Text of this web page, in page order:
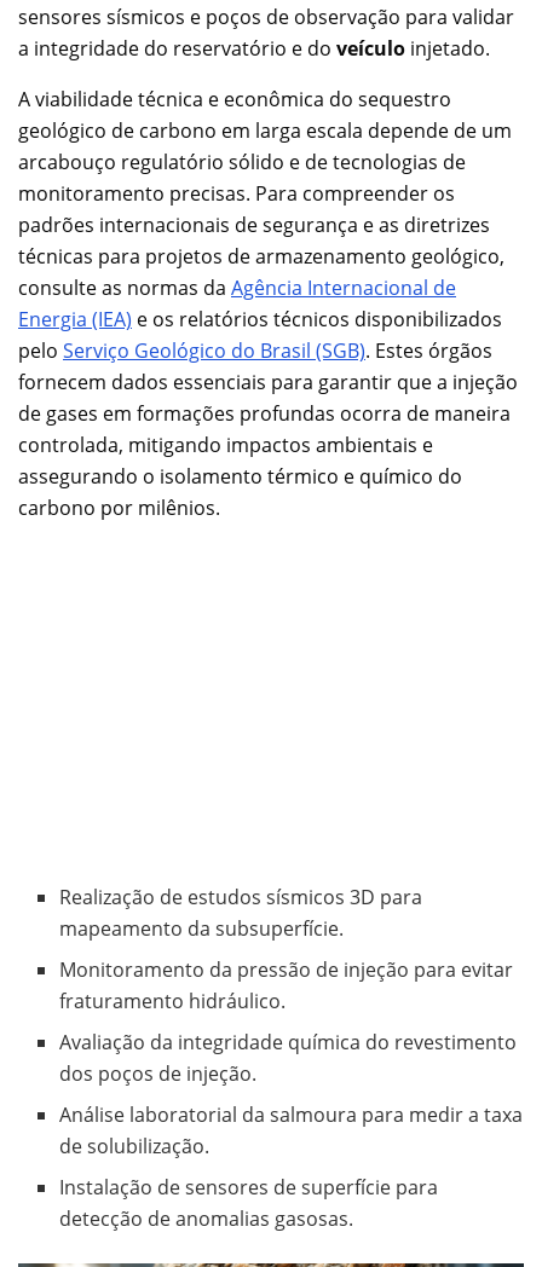
sensores sísmicos e poços de observação para validar
a integridade do reservatório e do veículo injetado.
A viabilidade técnica e econômica do sequestro
geológico de carbono em larga escala depende de um
arcabouço regulatório sólido e de tecnologias de
monitoramento precisas. Para compreender os
padrões internacionais de segurança e as diretrizes
técnicas para projetos de armazenamento geológico,
consulte as normas da Agência Internacional de
Energia (IEA) e os relatórios técnicos disponibilizados
pelo Serviço Geológico do Brasil (SGB). Estes órgãos
fornecem dados essenciais para garantir que a injeção
de gases em formações profundas ocorra de maneira
controlada, mitigando impactos ambientais e
assegurando o isolamento térmico e químico do
carbono por milênios.
Realização de estudos sísmicos 3D para
mapeamento da subsuperfície.
Monitoramento da pressão de injeção para evitar
fraturamento hidráulico.
Avaliação da integridade química do revestimento
dos poços de injeção.
Análise laboratorial da salmoura para medir a taxa
de solubilização.
Instalação de sensores de superfície para
detecção de anomalias gasosas.